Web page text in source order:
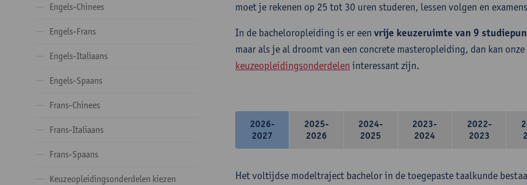
Engels-Chinees
Engels-Frans
Engels-Italiaans
Engels-Spaans
Frans-Chinees
Frans-Italiaans
Frans-Spaans
Keuzeopleidingsonderdelen kiezen
moet je rekenen op 25 tot 30 uren studeren, lessen volgen en
In de bacheloropleiding is er een vrije keuzeruimte van 9
maar als je al droomt van een concrete masteropleiding, dan kan onze
keuzeopleidingsonderdelen interessant zijn.
2026-
2027
2025-
2026
2024-
2025
2023-
2024
2022-
2023
Het voltijdse modeltraject bachelor in de toegepaste taalkunde